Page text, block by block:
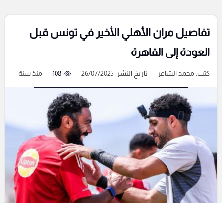
تفاصيل مران الأهلي الأخير في تونس قبل
العودة إلى القاهرة
كتب:محمد الشاعر تاريخ النشر: 26/07/2025 108 منذ سنة